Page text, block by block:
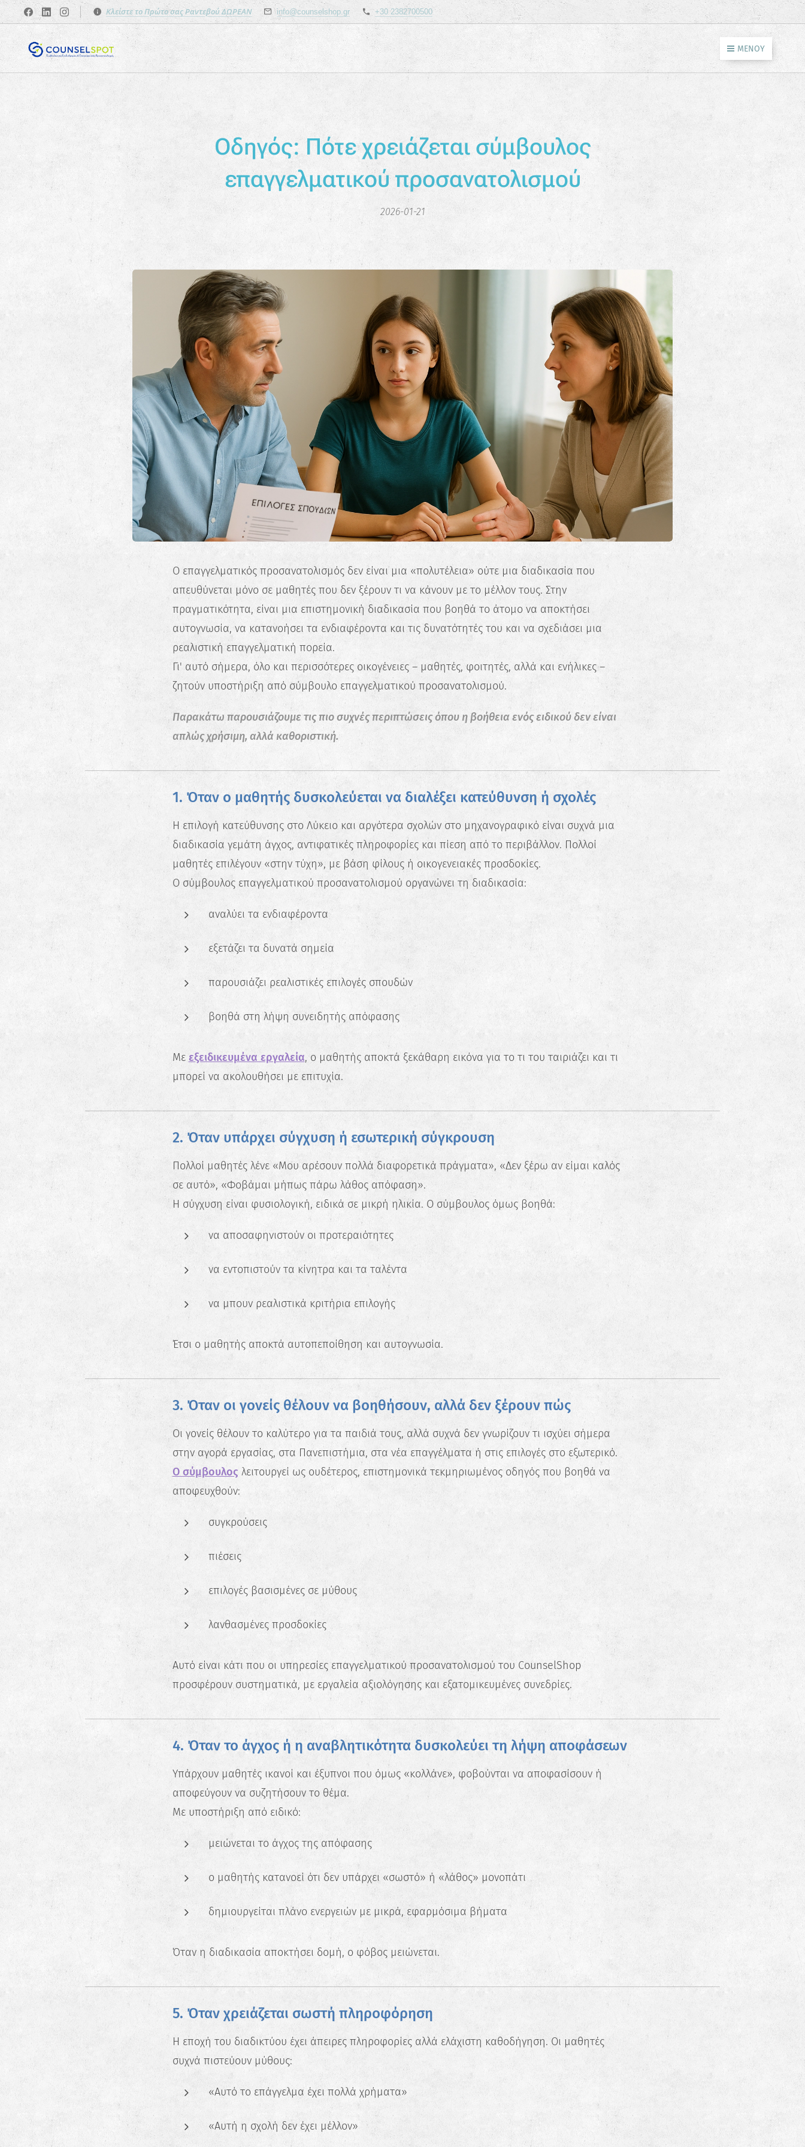
Κάνε το Δωρεάν Τεστ
Επαγγελματικού
Προσανατολισμού!
Ανακάλυψε τις πραγματικές σου
Ξεκίνα τώρα
Κλείστε το Πρώτο σας Ραντεβού ΔΩΡΕΑΝ info@counselshop.gr +30 2382700500
ΜΕΝΟΎ
Οδηγός: Πότε χρειάζεται σύμβουλος
επαγγελματικού προσανατολισμού
2026-01-21
Ο επαγγελματικός προσανατολισμός δεν είναι μια «πολυτέλεια» ούτε μια διαδικασία που
απευθύνεται μόνο σε μαθητές που δεν ξέρουν τι να κάνουν με το μέλλον τους. Στην
πραγματικότητα, είναι μια επιστημονική διαδικασία που βοηθά το άτομο να αποκτήσει
αυτογνωσία, να κατανοήσει τα ενδιαφέροντα και τις δυνατότητές του και να σχεδιάσει μια
ρεαλιστική επαγγελματική πορεία.
Γι' αυτό σήμερα, όλο και περισσότερες οικογένειες – μαθητές, φοιτητές, αλλά και ενήλικες –
ζητούν υποστήριξη από σύμβουλο επαγγελματικού προσανατολισμού.
Παρακάτω παρουσιάζουμε τις πιο συχνές περιπτώσεις όπου η βοήθεια ενός ειδικού δεν είναι
απλώς χρήσιμη, αλλά καθοριστική.
1. Όταν ο μαθητής δυσκολεύεται να διαλέξει κατεύθυνση ή σχολές
Η επιλογή κατεύθυνσης στο Λύκειο και αργότερα σχολών στο μηχανογραφικό είναι συχνά μια
διαδικασία γεμάτη άγχος, αντιφατικές πληροφορίες και πίεση από το περιβάλλον. Πολλοί
μαθητές επιλέγουν «στην τύχη», με βάση φίλους ή οικογενειακές προσδοκίες.
Ο σύμβουλος επαγγελματικού προσανατολισμού οργανώνει τη διαδικασία:
αναλύει τα ενδιαφέροντα
εξετάζει τα δυνατά σημεία
παρουσιάζει ρεαλιστικές επιλογές σπουδών
βοηθά στη λήψη συνειδητής απόφασης
Με εξειδικευμένα εργαλεία, ο μαθητής αποκτά ξεκάθαρη εικόνα για το τι του ταιριάζει και τι
μπορεί να ακολουθήσει με επιτυχία.
2. Όταν υπάρχει σύγχυση ή εσωτερική σύγκρουση
Πολλοί μαθητές λένε «Μου αρέσουν πολλά διαφορετικά πράγματα», «Δεν ξέρω αν είμαι καλός
σε αυτό», «Φοβάμαι μήπως πάρω λάθος απόφαση».
Η σύγχυση είναι φυσιολογική, ειδικά σε μικρή ηλικία. Ο σύμβουλος όμως βοηθά:
να αποσαφηνιστούν οι προτεραιότητες
να εντοπιστούν τα κίνητρα και τα ταλέντα
να μπουν ρεαλιστικά κριτήρια επιλογής
Έτσι ο μαθητής αποκτά αυτοπεποίθηση και αυτογνωσία.
3. Όταν οι γονείς θέλουν να βοηθήσουν, αλλά δεν ξέρουν πώς
Οι γονείς θέλουν το καλύτερο για τα παιδιά τους, αλλά συχνά δεν γνωρίζουν τι ισχύει σήμερα
στην αγορά εργασίας, στα Πανεπιστήμια, στα νέα επαγγέλματα ή στις επιλογές στο εξωτερικό.
Ο σύμβουλος λειτουργεί ως ουδέτερος, επιστημονικά τεκμηριωμένος οδηγός που βοηθά να
αποφευχθούν:
συγκρούσεις
πιέσεις
επιλογές βασισμένες σε μύθους
λανθασμένες προσδοκίες
Αυτό είναι κάτι που οι υπηρεσίες επαγγελματικού προσανατολισμού του CounselShop
προσφέρουν συστηματικά, με εργαλεία αξιολόγησης και εξατομικευμένες συνεδρίες.
4. Όταν το άγχος ή η αναβλητικότητα δυσκολεύει τη λήψη αποφάσεων
Υπάρχουν μαθητές ικανοί και έξυπνοι που όμως «κολλάνε», φοβούνται να αποφασίσουν ή
αποφεύγουν να συζητήσουν το θέμα.
Με υποστήριξη από ειδικό:
μειώνεται το άγχος της απόφασης
ο μαθητής κατανοεί ότι δεν υπάρχει «σωστό» ή «λάθος» μονοπάτι
δημιουργείται πλάνο ενεργειών με μικρά, εφαρμόσιμα βήματα
Όταν η διαδικασία αποκτήσει δομή, ο φόβος μειώνεται.
5. Όταν χρειάζεται σωστή πληροφόρηση
Η εποχή του διαδικτύου έχει άπειρες πληροφορίες αλλά ελάχιστη καθοδήγηση. Οι μαθητές
συχνά πιστεύουν μύθους:
«Αυτό το επάγγελμα έχει πολλά χρήματα»
«Αυτή η σχολή δεν έχει μέλλον»